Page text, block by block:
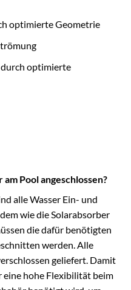
optimierte Geometrie
optimierte
Pool angeschlossen?
alle Wasser Ein- und
wie die Solarabsorber
die dafür benötigten
werden. Alle
geliefert. Damit
eine hohe Flexibilität beim